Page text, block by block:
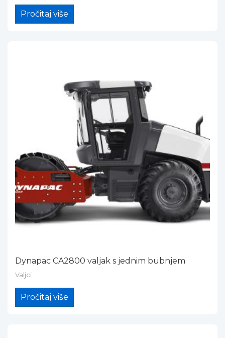
Pročitaj više
Dynapac CA2800 valjak s jednim bubnjem
Valjci
Pročitaj više